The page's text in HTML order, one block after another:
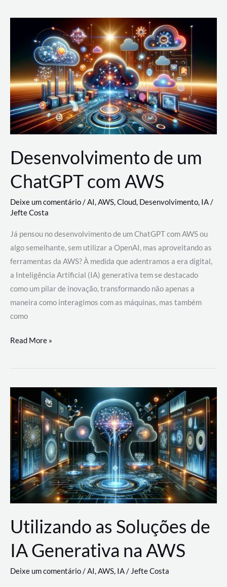
Nuvem:
Google
Cloud,
AWS
e
Azure
Desenvolvimento de um
ChatGPT com AWS
Deixe um comentário/AI,AWS,Cloud, Desenvolvimento, IA/
Jefte Costa
Já pensou no desenvolvimento de um ChatGPT com AWS ou
algo semelhante, sem utilizar a OpenAI, mas aproveitando as
ferramentas da AWS? À medida que adentramos a era digital,
a Inteligência Artificial (IA) generativa tem se destacado
como um pilar de inovação, transformando não apenas a
maneira como interagimos com as máquinas, mas também
como
Desenvolvimento
um
com
AWS
Read More »
Utilizando as Soluções de
IA Generativa na AWS
Deixe um comentário/AI,AWS, IA/Jefte Costa